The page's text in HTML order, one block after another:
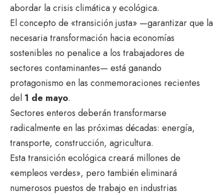
abordar la crisis climática y ecológica.
El concepto de «transición justa» —garantizar que la
necesaria transformación hacia economías
sostenibles no penalice a los trabajadores de
sectores contaminantes— está ganando
protagonismo en las conmemoraciones recientes
del 1 de mayo.
Sectores enteros deberán transformarse
radicalmente en las próximas décadas: energía,
transporte, construcción, agricultura.
Esta transición ecológica creará millones de
«empleos verdes», pero también eliminará
numerosos puestos de trabajo en industrias